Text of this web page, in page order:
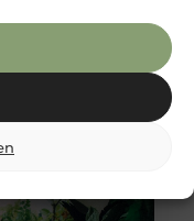
en
is dan